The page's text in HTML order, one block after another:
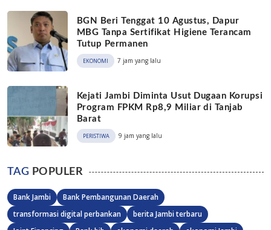
BGN Beri Tenggat 10 Agustus, Dapur
MBG Tanpa Sertifikat Higiene Terancam
Tutup Permanen
EKONOMI 7 jam yang lalu
Kejati Jambi Diminta Usut Dugaan Korupsi
Program FPKM Rp8,9 Miliar di Tanjab
Barat
PERISTIWA 9 jam yang lalu
TAG POPULER
Bank Jambi
Bank Pembangunan Daerah
transformasi digital perbankan
berita Jambi terbaru